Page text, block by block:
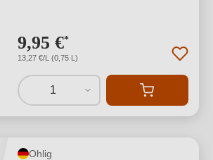
9,95 €*
13,27 €/L (0,75 L)
1
Ohlig